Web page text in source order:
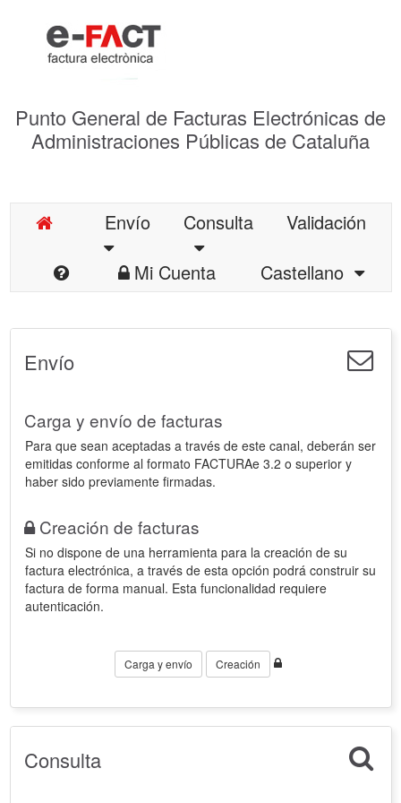
Punto General de Facturas Electrónicas de
Administraciones Públicas de Cataluña
Envío Consulta
Validación
Mi Cuenta
Castellano
Envío
Carga y envío de facturas
Para que sean aceptadas a través de este canal, deberán ser
emitidas conforme al formato FACTURAe 3.2 o superior y
haber sido previamente firmadas.
Creación de facturas
Si no dispone de una herramienta para la creación de su
factura electrónica, a través de esta opción podrá construir su
factura de forma manual. Esta funcionalidad requiere
autenticación.
Carga y envío Creación
Consulta